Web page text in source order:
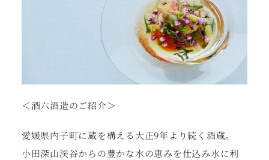
＜酒六酒造のご紹介＞
愛媛県内子町に蔵を構える大正9年より続く酒蔵。
小田深山渓谷からの豊かな水の恵みを仕込み水に利